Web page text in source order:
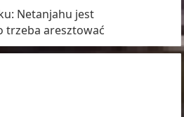
Netanjahu jest
trzeba aresztować